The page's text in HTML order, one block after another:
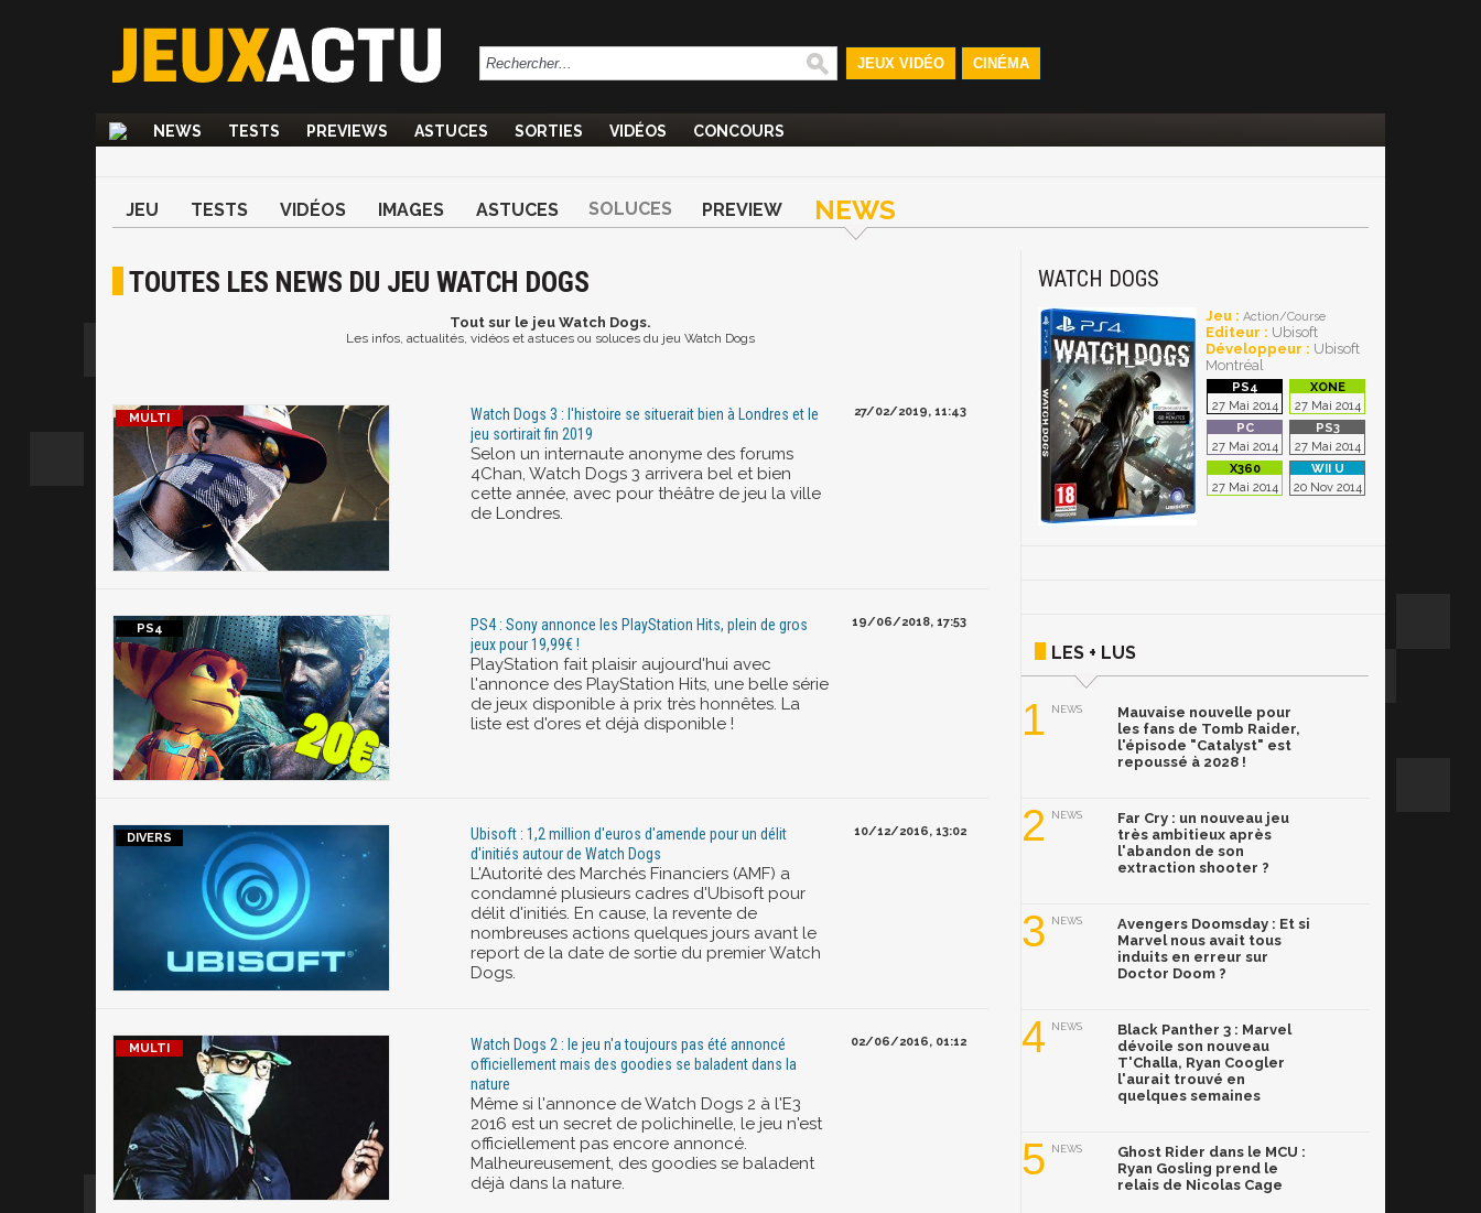
JEUX VIDÉO CINÉMA
NEWS TESTS PREVIEWS ASTUCES SORTIES VIDÉOS CONCOURS
JEU TESTS VIDÉOS IMAGES ASTUCES SOLUCES PREVIEW NEWS
TOUTES LES NEWS DU JEU WATCH DOGS
Tout sur le jeu Watch Dogs.
Les infos, actualités, vidéos et astuces ou soluces du jeu Watch Dogs
Watch Dogs 3 : l'histoire se situerait bien à Londres et le
jeu sortirait fin 2019
Selon un internaute anonyme des forums
4Chan, Watch Dogs 3 arrivera bel et bien
cette année, avec pour théâtre de jeu la ville
de Londres.
27/02/2019, 11:43
PS4 : Sony annonce les PlayStation Hits, plein de gros
jeux pour 19,99€ !
PlayStation fait plaisir aujourd'hui avec
l'annonce des PlayStation Hits, une belle série
de jeux disponible à prix très honnêtes. La
liste est d'ores et déjà disponible !
19/06/2018, 17:53
Ubisoft : 1,2 million d'euros d'amende pour un délit
d'initiés autour de Watch Dogs
L'Autorité des Marchés Financiers (AMF) a
condamné plusieurs cadres d'Ubisoft pour
délit d'initiés. En cause, la revente de
nombreuses actions quelques jours avant le
report de la date de sortie du premier Watch
Dogs.
10/12/2016, 13:02
Watch Dogs 2 : le jeu n'a toujours pas été annoncé
officiellement mais des goodies se baladent dans la
nature
Même si l'annonce de Watch Dogs 2 à l'E3
2016 est un secret de polichinelle, le jeu n'est
officiellement pas encore annoncé.
Malheureusement, des goodies se baladent
déjà dans la nature.
02/06/2016, 01:12
WATCH DOGS
Jeu : Action/Course
Editeur : Ubisoft
Développeur : Ubisoft
Montréal
27 Mai 2014 27 Mai 2014
27 Mai 2014 27 Mai 2014
27 Mai 2014 20 Nov 2014
LES + LUS
1 NEWS
Mauvaise nouvelle pour
les fans de Tomb Raider,
l'épisode "Catalyst" est
repoussé à 2028 !
2 NEWS
Far Cry : un nouveau jeu
très ambitieux après
l'abandon de son
extraction shooter ?
3 NEWS
Avengers Doomsday : Et si
Marvel nous avait tous
induits en erreur sur
Doctor Doom ?
4 NEWS
Black Panther 3 : Marvel
dévoile son nouveau
T'Challa, Ryan Coogler
l'aurait trouvé en
quelques semaines
5 NEWS
Ghost Rider dans le MCU :
Ryan Gosling prend le
relais de Nicolas Cage